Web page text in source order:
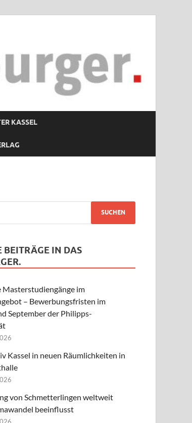
KASSEL
BEITRÄGE IN DAS
Masterstudiengänge im
– Bewerbungsfristen im
September der Philipps-
Kassel in neuen Räumlichkeiten in
von Schmetterlingen weltweit
beeinflusst